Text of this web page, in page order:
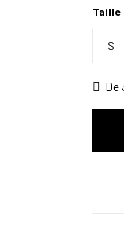
Taille
S
De